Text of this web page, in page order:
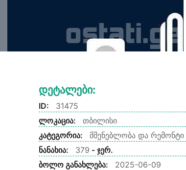
Დეტალები:
ID:
31475
ლოკაცია:
თბილისი
კატეგორია:
მშენებლობა და რემონტი
ნანახია:
379 - ჯერ.
ბოლო განახლება:
2025-06-09